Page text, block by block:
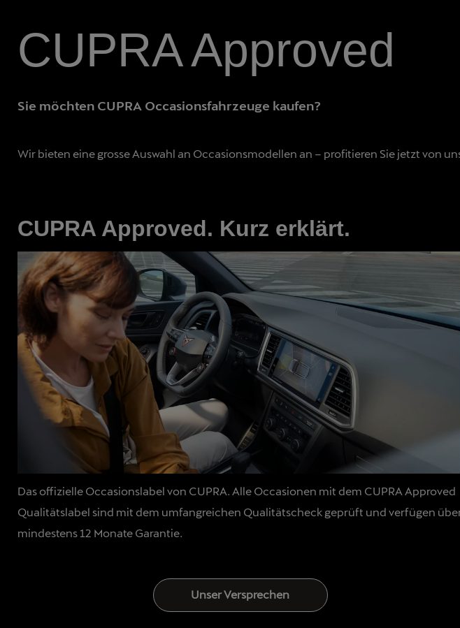
CUPRA Approved
Sie möchten CUPRA Occasionsfahrzeuge kaufen?
Wir bieten eine grosse Auswahl an Occasionsmodellen an – profitieren Sie jetzt von
CUPRA Approved. Kurz erklärt.
Das offizielle Occasionslabel von CUPRA. Alle Occasionen mit dem CUPRA Approved
Qualitätslabel sind mit dem umfangreichen Qualitätscheck geprüft und verfügen
mindestens 12 Monate Garantie.
Unser Versprechen